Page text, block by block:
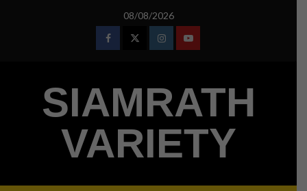
08/08/2026
FacebookTwitterInstagramYoutube
SIAMRATH
VARIETY